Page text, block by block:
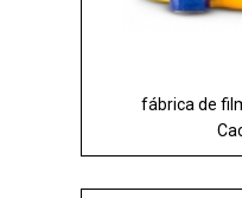
fábrica de